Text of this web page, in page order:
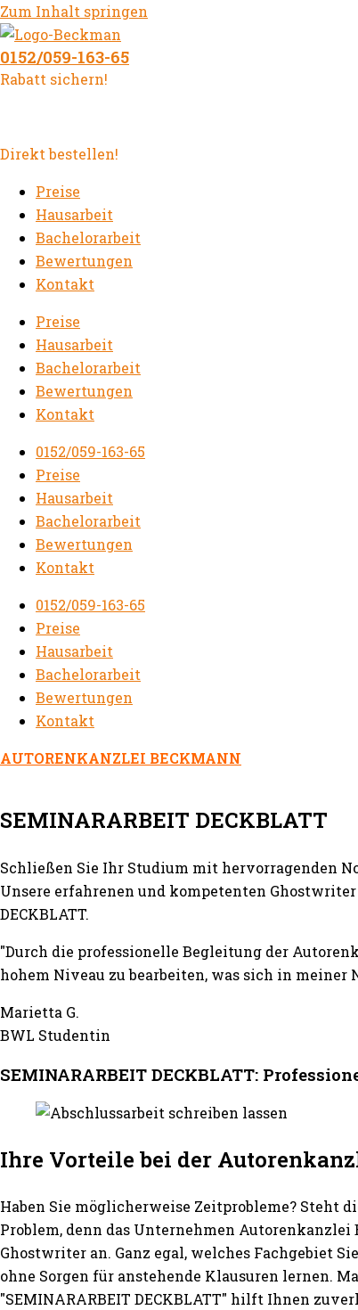
Zum Inhalt springen
0152/059-163-65
Rabatt sichern!
Direkt bestellen!
Preise
Hausarbeit
Bachelorarbeit
Bewertungen
Kontakt
Preise
Hausarbeit
Bachelorarbeit
Bewertungen
Kontakt
0152/059-163-65
Preise
Hausarbeit
Bachelorarbeit
Bewertungen
Kontakt
0152/059-163-65
Preise
Hausarbeit
Bachelorarbeit
Bewertungen
Kontakt
AUTORENKANZLEI BECKMANN
SEMINARARBEIT DECKBLATT
Schließen Sie Ihr Studium mit hervorragenden
Unsere erfahrenen und kompetenten
DECKBLATT.
"Durch die professionelle Begleitung der
hohem Niveau zu bearbeiten, was sich in meiner
Marietta G.
BWL Studentin
SEMINARARBEIT DECKBLATT:
Ihre Vorteile bei der
Haben Sie möglicherweise Zeitprobleme? Steht
Problem, denn das Unternehmen
Ghostwriter an. Ganz egal, welches Fachgebiet
ohne Sorgen für anstehende Klausuren lernen.
"SEMINARARBEIT DECKBLATT" hilft Ihnen